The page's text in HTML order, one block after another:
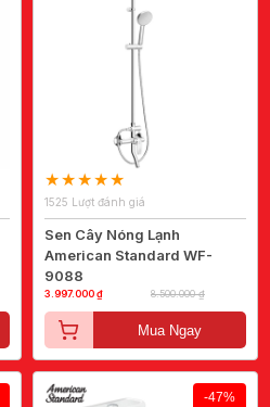
1525 Lượt đánh giá
Sen Cây Nóng Lạnh
American Standard WF-
9088
3.997.000 ₫ 8.500.000 ₫
Mua Ngay
-47%